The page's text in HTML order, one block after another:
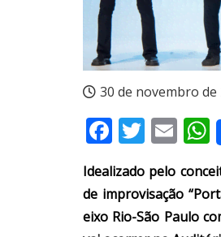
30 de novembro de
Idealizado pelo
de improvisação
eixo Rio-São Paulo